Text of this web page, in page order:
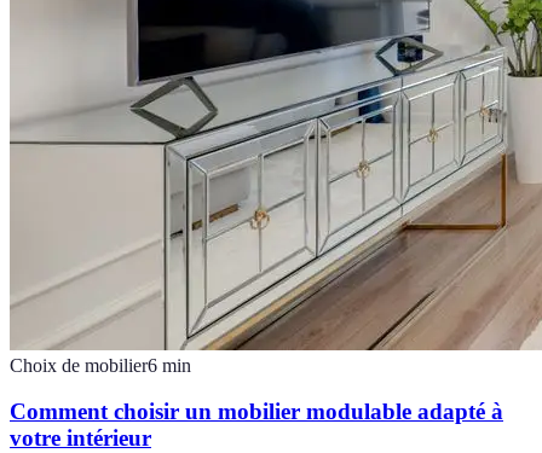
Choix de mobilier6 min
Comment choisir un mobilier modulable adapté à
votre intérieur